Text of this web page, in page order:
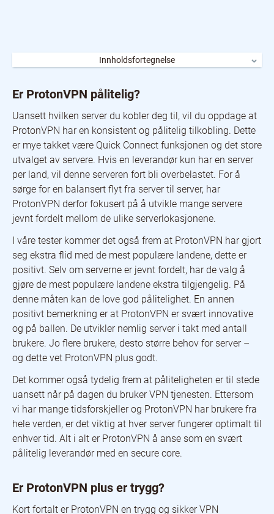
Innholdsfortegnelse
Kundeservice på VPN
Hva kan jeg bruke ProtonVPN til?
Fordeler med ProtonVPN
Oppsummering
Er ProtonVPN pålitelig?
Uansett hvilken server du kobler deg til, vil du oppdage at
ProtonVPN har en konsistent og pålitelig tilkobling. Dette
er mye takket være Quick Connect funksjonen og det store
utvalget av servere. Hvis en leverandør kun har en server
per land, vil denne serveren fort bli overbelastet. For å
sørge for en balansert flyt fra server til server, har
ProtonVPN derfor fokusert på å utvikle mange servere
jevnt fordelt mellom de ulike serverlokasjonene.
I våre tester kommer det også frem at ProtonVPN har gjort
seg ekstra flid med de mest populære landene, dette er
positivt. Selv om serverne er jevnt fordelt, har de valg å
gjøre de mest populære landene ekstra tilgjengelig. På
denne måten kan de love god pålitelighet. En annen
positivt bemerkning er at ProtonVPN er svært innovative
og på ballen. De utvikler nemlig server i takt med antall
brukere. Jo flere brukere, desto større behov for server –
og dette vet ProtonVPN plus godt.
Det kommer også tydelig frem at påliteligheten er til stede
uansett når på dagen du bruker VPN tjenesten. Ettersom
vi har mange tidsforskjeller og ProtonVPN har brukere fra
hele verden, er det viktig at hver server fungerer optimalt til
enhver tid. Alt i alt er ProtonVPN å anse som en svært
pålitelig leverandør med en secure core.
Er ProtonVPN plus er trygg?
Kort fortalt er ProtonVPN en trygg og sikker VPN